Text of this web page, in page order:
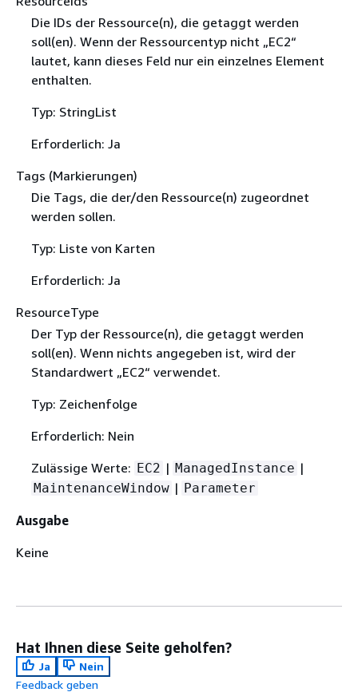
Die IDs der Ressource(n), die getaggt werden
soll(en). Wenn der Ressourcentyp nicht „EC2“
lautet, kann dieses Feld nur ein einzelnes Element
enthalten.
Typ: StringList
Erforderlich: Ja
Tags (Markierungen)
Die Tags, die der/den Ressource(n) zugeordnet
werden sollen.
Typ: Liste von Karten
Erforderlich: Ja
ResourceType
Der Typ der Ressource(n), die getaggt werden
soll(en). Wenn nichts angegeben ist, wird der
Standardwert „EC2“ verwendet.
Typ: Zeichenfolge
Erforderlich: Nein
Zulässige Werte: EC2 | ManagedInstance |
MaintenanceWindow | Parameter
Ausgabe
Keine
Hat Ihnen diese Seite geholfen?
Ja
Nein
Feedback geben